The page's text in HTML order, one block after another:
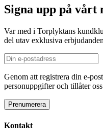
Signa upp på vårt
Var med i Torplyktans
del utav exklusiva
Genom att registrera din e-
personuppgifter och tillåter
Kontakt